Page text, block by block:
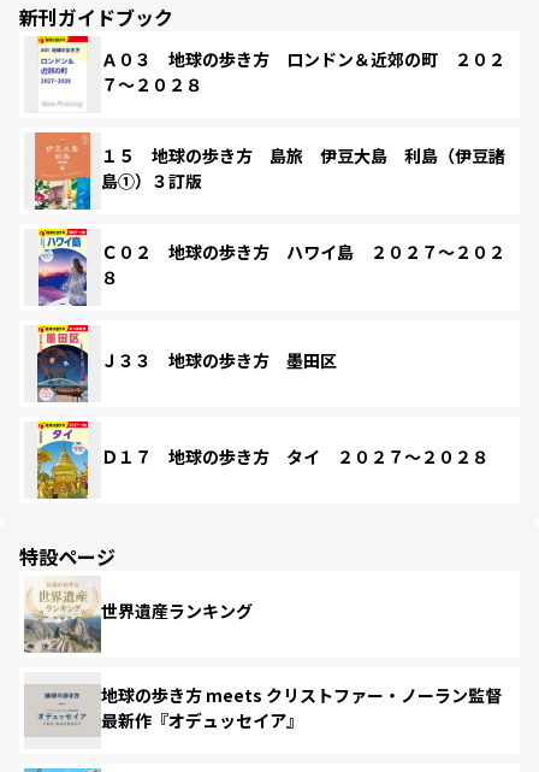
新刊ガイドブック
Ａ０３ 地球の歩き方 ロンドン＆近郊の町 ２０２
７～２０２８
１５ 地球の歩き方 島旅 伊豆大島 利島（伊豆諸
島①）３訂版
Ｃ０２ 地球の歩き方 ハワイ島 ２０２７～２０２
８
Ｊ３３ 地球の歩き方 墨田区
Ｄ１７ 地球の歩き方 タイ ２０２７～２０２８
特設ページ
世界遺産ランキング
地球の歩き方 meets クリストファー・ノーラン監督
最新作『オデュッセイア』